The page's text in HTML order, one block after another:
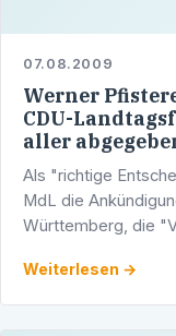
07.08.2009
Werner
CDU-
aller
Als "richtige
MdL die
Württemberg, die
Weiterlesen →